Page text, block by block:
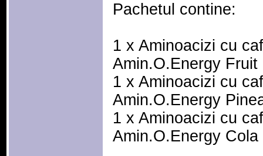
Pachetul contine:
1 x Aminoacizi cu
Amin.O.Energy
1 x Aminoacizi cu
Amin.O.Energy
1 x Aminoacizi cu
Amin.O.Energy